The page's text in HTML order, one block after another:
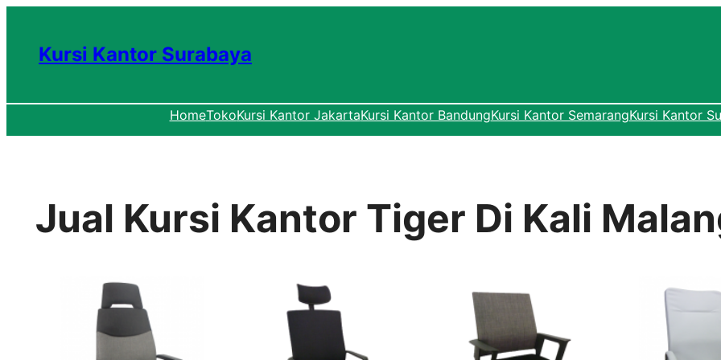
Kursi Kantor Surabaya
HomeTokoKursi Kantor JakartaKursi Kantor BandungKursi Kantor SemarangKursi Kantor
Jual Kursi Kantor Tiger Di Kali